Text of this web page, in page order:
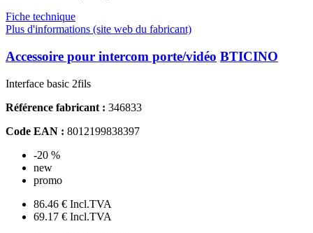
Fiche technique
Plus d'informations (site web du fabricant)
Accessoire pour intercom porte/vidéo BTICINO
Interface basic 2fils
Référence fabricant : 346833
Code EAN : 8012199838397
-20 %
new
promo
86.46 € Incl.TVA
69.17 € Incl.TVA